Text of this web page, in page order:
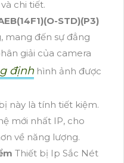
chi tiết.
STD)(P3)
mang đến sự đẳng
giải của camera
định hình ảnh được
này là tính tiết kiệm.
mới nhất IP, cho
về năng lượng.
Thiết bị Ip Sắc Nét